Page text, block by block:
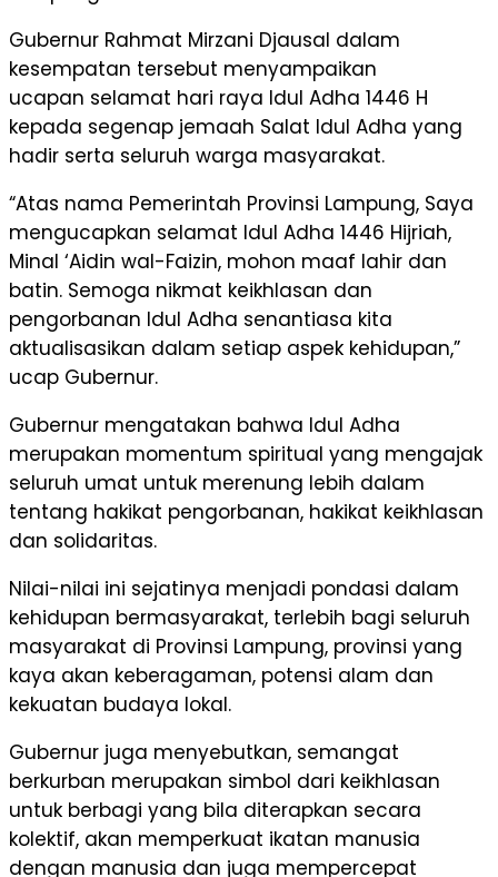
Gubernur Rahmat Mirzani Djausal dalam
kesempatan tersebut menyampaikan
ucapan selamat hari raya Idul Adha 1446 H
kepada segenap jemaah Salat Idul Adha yang
hadir serta seluruh warga masyarakat.
“Atas nama Pemerintah Provinsi Lampung, Saya
mengucapkan selamat Idul Adha 1446 Hijriah,
Minal ‘Aidin wal-Faizin, mohon maaf lahir dan
batin. Semoga nikmat keikhlasan dan
pengorbanan Idul Adha senantiasa kita
aktualisasikan dalam setiap aspek kehidupan,”
ucap Gubernur.
Gubernur mengatakan bahwa Idul Adha
merupakan momentum spiritual yang mengajak
seluruh umat untuk merenung lebih dalam
tentang hakikat pengorbanan, hakikat keikhlasan
dan solidaritas.
Nilai-nilai ini sejatinya menjadi pondasi dalam
kehidupan bermasyarakat, terlebih bagi seluruh
masyarakat di Provinsi Lampung, provinsi yang
kaya akan keberagaman, potensi alam dan
kekuatan budaya lokal.
Gubernur juga menyebutkan, semangat
berkurban merupakan simbol dari keikhlasan
untuk berbagi yang bila diterapkan secara
kolektif, akan memperkuat ikatan manusia
dengan manusia dan juga mempercepat